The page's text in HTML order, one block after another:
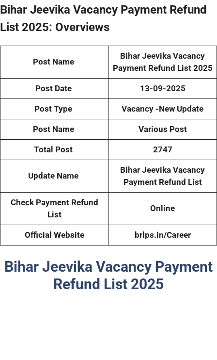
Bihar Jeevika Vacancy Payment Refund
List 2025: Overviews
Post Name
Bihar Jeevika Vacancy
Payment Refund List 2025
Post Date 13-09-2025
Post Type Vacancy -New Update
Post Name Various Post
Total Post 2747
Update Name
Bihar Jeevika Vacancy
Payment Refund List
Check Payment Refund
List
Online
Official Website brlps.in/Career
Bihar Jeevika Vacancy Payment
Refund List 2025